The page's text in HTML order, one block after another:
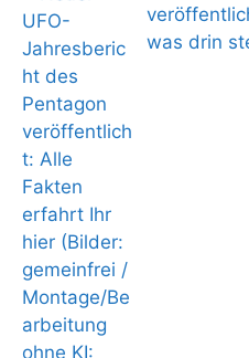
was drin